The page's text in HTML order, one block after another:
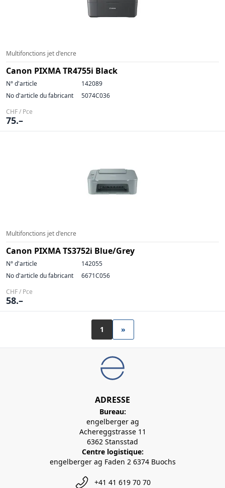
Multifonctions jet d'encre
Canon PIXMA TR4755i Black
N° d'article
142089
No d'article du fabricant
5074C036
CHF / Pce
75.–
Multifonctions jet d'encre
Canon PIXMA TS3752i Blue/Grey
N° d'article
142055
No d'article du fabricant
6671C056
CHF / Pce
58.–
1 »
ADRESSE
Bureau:
engelberger ag
Achereggstrasse 11
6362 Stansstad
Centre logistique:
engelberger ag Faden 2 6374 Buochs
+41 41 619 70 70